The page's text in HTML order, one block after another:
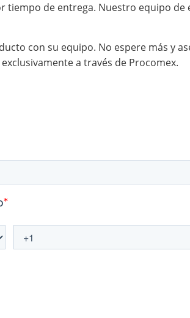
tiempo de entrega. Nuestro equipo de
con su equipo. No espere más y
a través de Procomex.